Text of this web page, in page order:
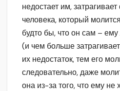
недостает им,
человека, который
будто бы, что он сам – ему
(и чем больше
их недостаток, тем его
следовательно, даже
она из-за того, что ему не